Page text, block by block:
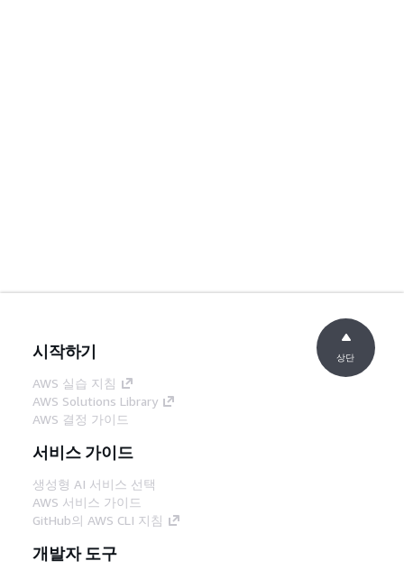
시작하기
AWS 실습 지침
AWS Solutions Library
AWS 결정 가이드
서비스 가이드
생성형 AI 서비스 선택
AWS 서비스 가이드
GitHub의 AWS CLI 지침
개발자 도구
상단